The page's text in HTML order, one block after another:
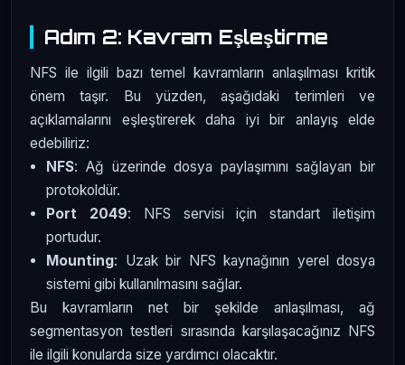
Adım 2: Kavram Eşleştirme
NFS ile ilgili bazı temel kavramların anlaşılması kritik
önem taşır. Bu yüzden, aşağıdaki terimleri ve
açıklamalarını eşleştirerek daha iyi bir anlayış elde
edebiliriz:
NFS: Ağ üzerinde dosya paylaşımını sağlayan bir
protokoldür.
Port 2049: NFS servisi için standart iletişim
portudur.
Mounting: Uzak bir NFS kaynağının yerel dosya
sistemi gibi kullanılmasını sağlar.
Bu kavramların net bir şekilde anlaşılması, ağ
segmentasyon testleri sırasında karşılaşacağınız NFS
ile ilgili konularda size yardımcı olacaktır.